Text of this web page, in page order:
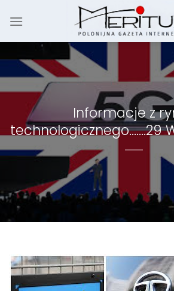
Informacje z
technologicznego…….29